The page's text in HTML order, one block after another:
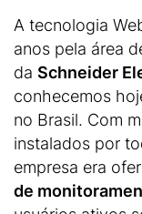
A tecnologia
anos pela área
da Schneider
conhecemos
no Brasil. Com
instalados por
empresa era
de